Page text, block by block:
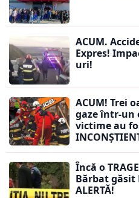
ACUM.
Expres!
uri!
ACUM! Trei
gaze într-un
victime au
Încă o
Bărbat găsit
ALERTĂ!